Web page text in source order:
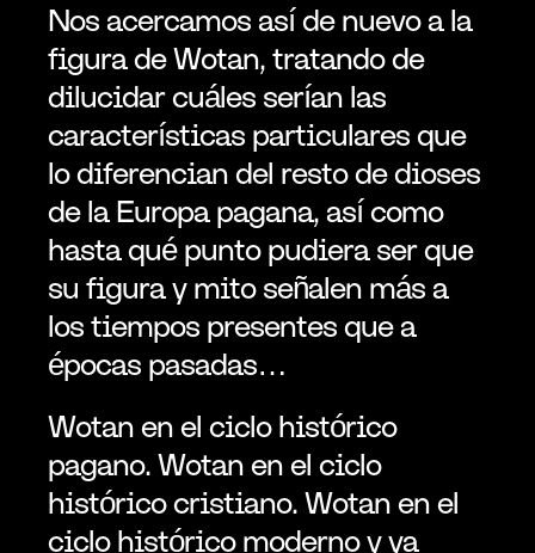
Nos acercamos así de nuevo a la
figura de Wotan, tratando de
dilucidar cuáles serían las
características particulares que
lo diferencian del resto de dioses
de la Europa pagana, así como
hasta qué punto pudiera ser que
su figura y mito señalen más a
los tiempos presentes que a
épocas pasadas…
Wotan en el ciclo histórico
pagano. Wotan en el ciclo
histórico cristiano. Wotan en el
ciclo histórico moderno y ya